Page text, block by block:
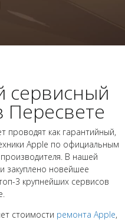
сервисный
Пересвете
проводят как гарантийный,
Apple по официальным
В нашей
закуплено новейшее
3 крупнейших сервисов
стоимости ремонта Apple,